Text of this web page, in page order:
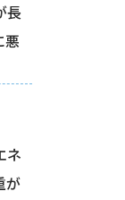
長
悪
ネ
が